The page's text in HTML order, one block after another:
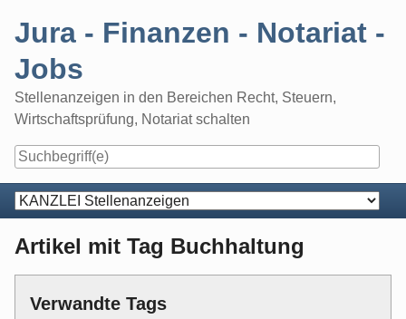
Jura - Finanzen - Notariat -
Jobs
Stellenanzeigen in den Bereichen Recht, Steuern,
Wirtschaftsprüfung, Notariat schalten
Navigation
Artikel mit Tag Buchhaltung
Verwandte Tags